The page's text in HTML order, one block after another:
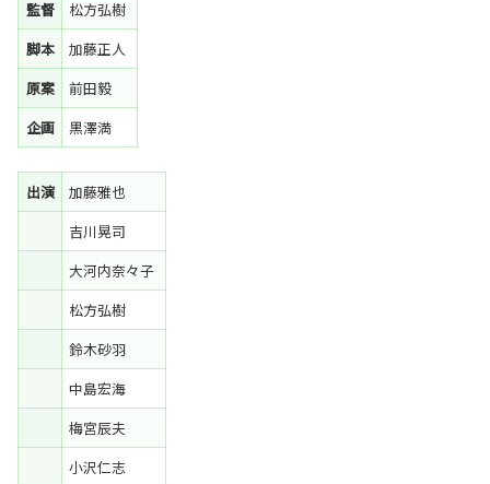
監督
松方弘樹
脚本
加藤正人
原案
前田毅
企画
黒澤満
出演
加藤雅也
吉川晃司
大河内奈々子
松方弘樹
鈴木砂羽
中島宏海
梅宮辰夫
小沢仁志